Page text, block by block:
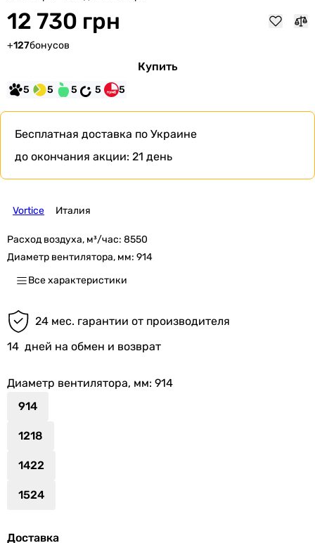
12 730 грн
+127бонусов
Купить
5 5 5 5 5
Бесплатная доставка по Украине
до окончания акции: 21 день
Vortice Италия
Расход воздуха, м³/час: 8550
Диаметр вентилятора, мм: 914
Все характеристики
24 мес. гарантии от производителя
14 дней на обмен и возврат
Диаметр вентилятора, мм: 914
914
1218
1422
1524
Доставка